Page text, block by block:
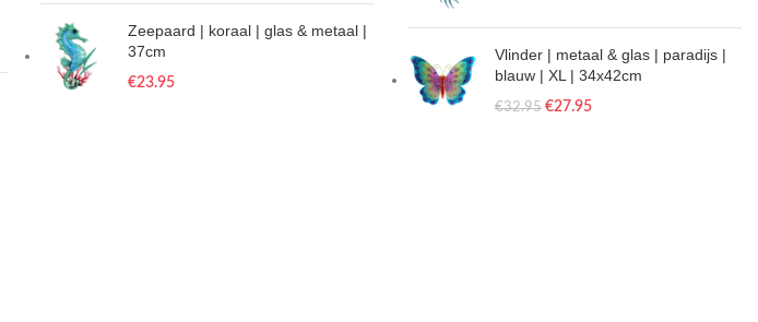
Zeepaard | koraal | glas & metaal |
37cm
€23.95
Vlinder | metaal & glas | paradijs |
blauw | XL | 34x42cm
€32.95 €27.95